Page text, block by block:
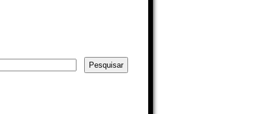
Pesquisar